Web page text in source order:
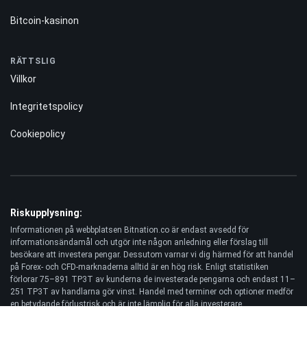
Bitcoin-kasinon
RÄTTSLIG
Villkor
Integritetspolicy
Cookiepolicy
Riskupplysning:
Informationen på webbplatsen Bitnation.co är endast avsedd för
informationsändamål och utgör inte någon anledning eller förslag till
besökare att investera pengar. Dessutom varnar vi dig härmed för att handel
på Forex- och CFD-marknaderna alltid är en hög risk. Enligt statistiken
förlorar 75–891 TP3T av kunderna de investerade pengarna och endast 11–
251 TP3T av handlarna gör vinst. Handel med terminer och optioner medför
en betydande förlustrisk och är inte lämplig för alla investerare.